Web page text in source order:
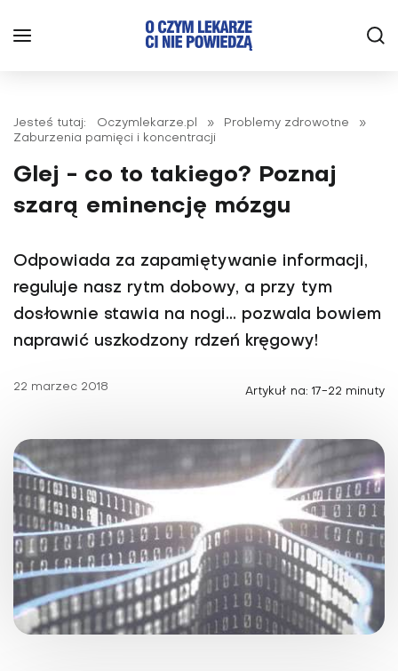
Jesteś tutaj: Oczymlekarze.pl » Problemy zdrowotne
»
Zaburzenia pamięci i koncentracji
Glej - co to takiego? Poznaj
szarą eminencję mózgu
Odpowiada za zapamiętywanie informacji,
reguluje nasz rytm dobowy, a przy tym
dosłownie stawia na nogi... pozwala bowiem
naprawić uszkodzony rdzeń kręgowy!
22 marzec 2018 Artykuł na: 17-22 minuty